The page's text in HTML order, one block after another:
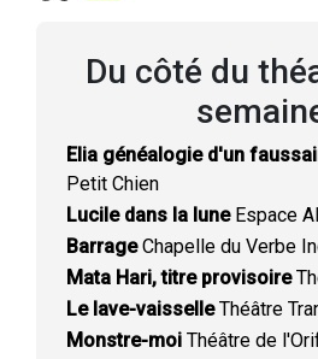
Du côté du
Elia généalogie d'un
Petit Chien
Lucile dans la luneEspace
BarrageChapelle du Verbe
Mata Hari, titre provisoire
Le lave-vaisselleThéâtre
Monstre-moi Théâtre de